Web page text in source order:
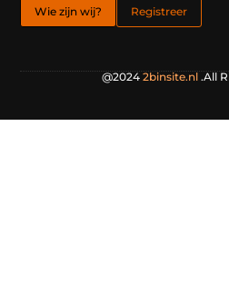
Wie zijn wij? Registreer
@2024 2binsite.nl.All